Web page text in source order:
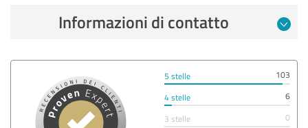
Informazioni di contatto
5 stelle
103
4 stelle
6
3 stelle
0